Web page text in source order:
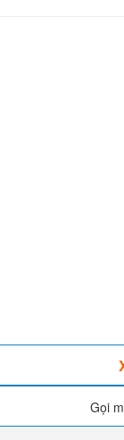
Gọi